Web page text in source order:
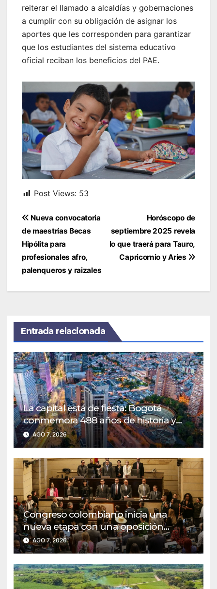
reiterar el llamado a alcaldías y gobernaciones
a cumplir con su obligación de asignar los
aportes que les corresponden para garantizar
que los estudiantes del sistema educativo
oficial reciban los beneficios del PAE.
Post Views: 53
Navegación
de
entradas
Horóscopo de
septiembre 2025 revela
lo que traerá para Tauro,
Capricornio y Aries
Nueva convocatoria
de maestrías Becas
Hipólita para
profesionales afro,
palenqueros y raizales
Entrada relacionada
La capital está de fiesta: Bogotá
conmemora 488 años de historia y
renovación
AGO 7, 2026
Congreso colombiano inicia una
nueva etapa con una oposición
decidida a defender las reformas
sociales
AGO 7, 2026